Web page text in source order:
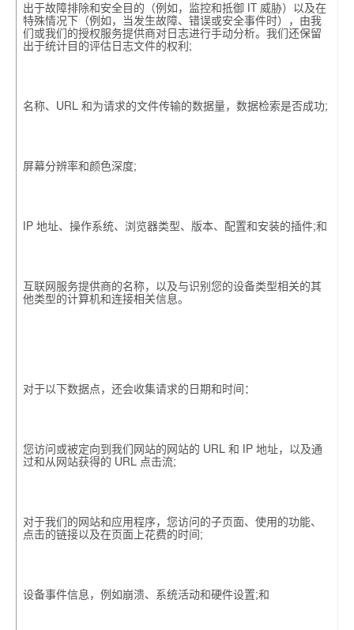
出于故障排除和安全目的（例如，监控和抵御 IT 威胁）以及在
特殊情况下（例如，当发生故障、错误或安全事件时），由我
们或我们的授权服务提供商对日志进行手动分析。我们还保留
出于统计目的评估日志文件的权利;
名称、URL 和为请求的文件传输的数据量，数据检索是否成功;
屏幕分辨率和颜色深度;
IP 地址、操作系统、浏览器类型、版本、配置和安装的插件;和
互联网服务提供商的名称，以及与识别您的设备类型相关的其
他类型的计算机和连接相关信息。
对于以下数据点，还会收集请求的日期和时间：
您访问或被定向到我们网站的网站的 URL 和 IP 地址，以及通
过和从网站获得的 URL 点击流;
对于我们的网站和应用程序，您访问的子页面、使用的功能、
点击的链接以及在页面上花费的时间;
设备事件信息，例如崩溃、系统活动和硬件设置;和